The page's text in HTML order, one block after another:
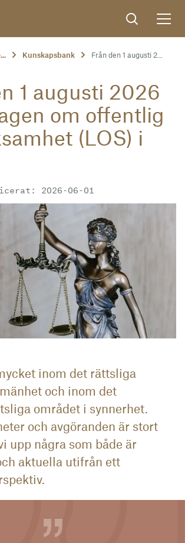
Kunskapsbank Från den 1 augusti 2...
1 augusti 2026
om offentlig
(LOS) i
2026-06-01
inom det rättsliga
och inom det
området i synnerhet.
och avgöranden är stort
upp några som både är
aktuella utifrån ett